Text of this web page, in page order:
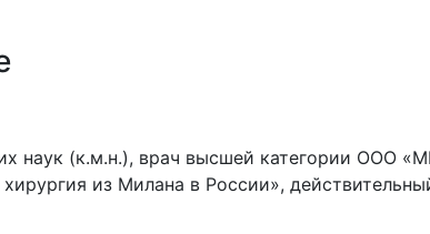
наук (к.м.н.), врач высшей категории ООО
хирургия из Милана в России»,